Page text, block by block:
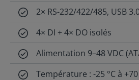
2× RS-232/422/485, USB
4× DI + 4× DO isolés
Alimentation 9–48 VDC
Température : -25 °C à +70